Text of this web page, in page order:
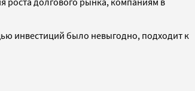
инвестиций было невыгодно, подходит к